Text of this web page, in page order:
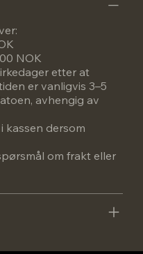
NOK
etter at
er vanligvis 3–5
avhengig av
kassen dersom
om frakt eller